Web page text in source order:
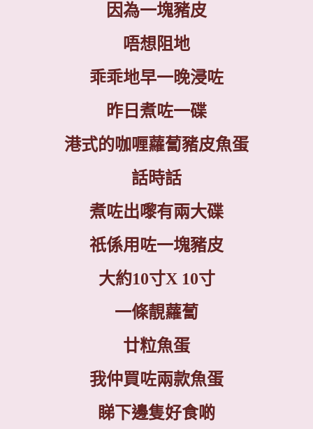
因為一塊豬皮
唔想阻地
乖乖地早一晚浸咗
昨日煮咗一碟
港式的咖喱蘿蔔豬皮魚蛋
話時話
煮咗出嚟有兩大碟
祇係用咗一塊豬皮
大約10寸X 10寸
一條靚蘿蔔
廿粒魚蛋
我仲買咗兩款魚蛋
睇下邊隻好食啲